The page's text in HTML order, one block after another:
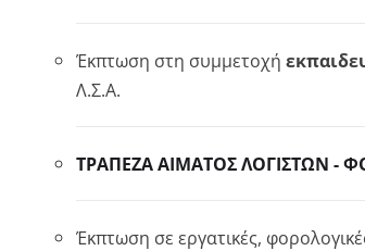
Έκπτωση στη συμμετοχή
Λ.Σ.Α.
ΤΡΑΠΕΖΑ ΑΙΜΑΤΟΣ ΛΟΓΙΣΤΩΝ -
Έκπτωση σε εργατικές,